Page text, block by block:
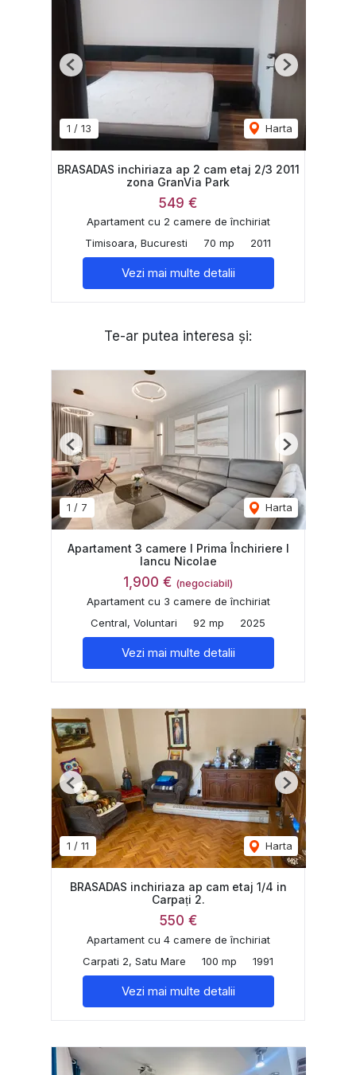
1 / 13 Harta
Previous Next
BRASADAS inchiriaza ap 2 cam etaj 2/3 2011
zona GranVia Park
549 €
Apartament cu 2 camere de închiriat
Timisoara, Bucuresti
70 mp 2011
Vezi mai multe detalii
Te-ar putea interesa și:
1 / 7 Harta
Previous Next
Apartament 3 camere I Prima Închiriere I
Iancu Nicolae
1,900 € (negociabil)
Apartament cu 3 camere de închiriat
Central, Voluntari
92 mp 2025
Vezi mai multe detalii
1 / 11 Harta
Previous Next
BRASADAS inchiriaza ap cam etaj 1/4 in
Carpați 2.
550 €
Apartament cu 4 camere de închiriat
Carpati 2, Satu Mare
100 mp 1991
Vezi mai multe detalii